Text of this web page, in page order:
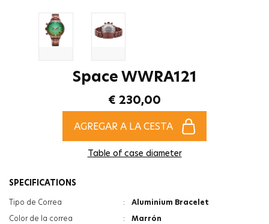
Space WWRA121
€ 230,00
AGREGAR A LA CESTA
Table of case diameter
SPECIFICATIONS
Tipo de Correa :
Aluminium Bracelet
Color de la correa
:
Marrón